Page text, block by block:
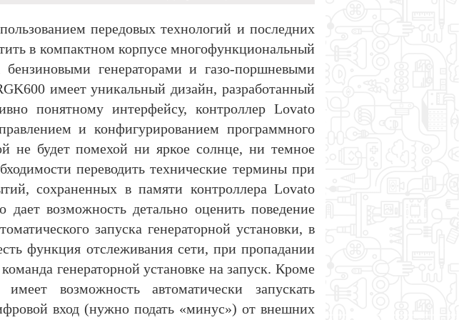
передовых технологий и последних
в компактном корпусе многофункциональный
генераторами и газо-поршневыми
имеет уникальный дизайн, разработанный
понятному интерфейсу, контроллер Lovato
и конфигурированием программного
не будет помехой ни яркое солнце, ни темное
переводить технические термины при
сохраненных в памяти контроллера Lovato
возможность детально оценить поведение
запуска генераторной установки, в
функция отслеживания сети, при пропадании
генераторной установке на запуск. Кроме
возможность автоматически запускать
вход (нужно подать «минус») от внешних